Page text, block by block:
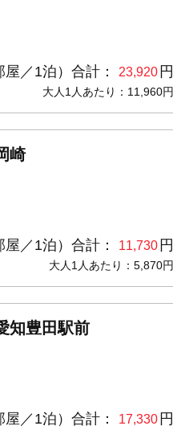
屋／1泊）合計： 23,920 円
大人1人あたり：11,960円
崎
屋／1泊）合計： 11,730 円
大人1人あたり：5,870円
知豊田駅前
屋／1泊）合計： 17,330 円